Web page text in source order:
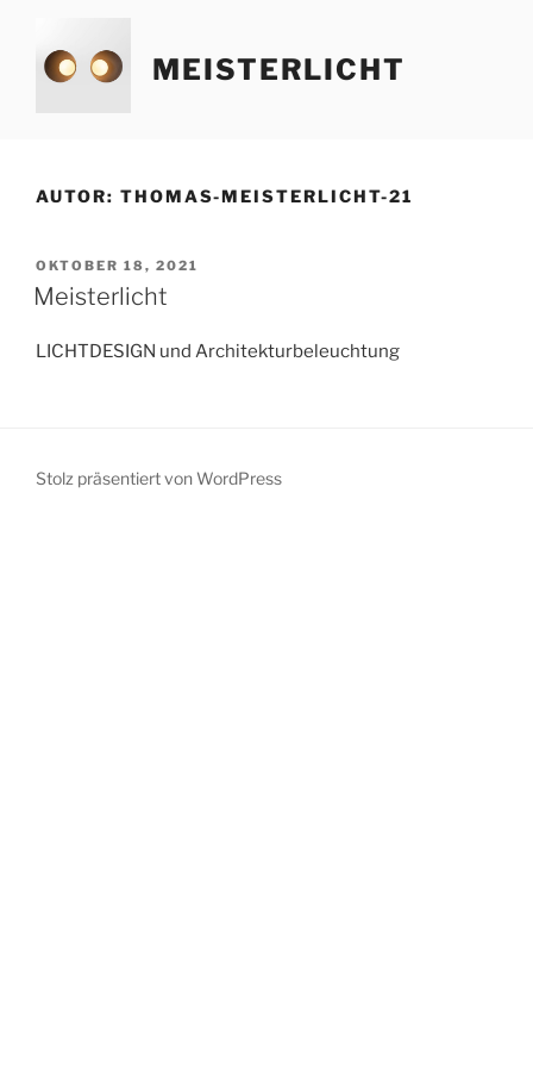
springen
MEISTERLICHT
AUTOR: THOMAS-MEISTERLICHT-21
VERÖFFENTLICHT
AM
OKTOBER 18, 2021
Meisterlicht
LICHTDESIGN und Architekturbeleuchtung
Stolz präsentiert von WordPress